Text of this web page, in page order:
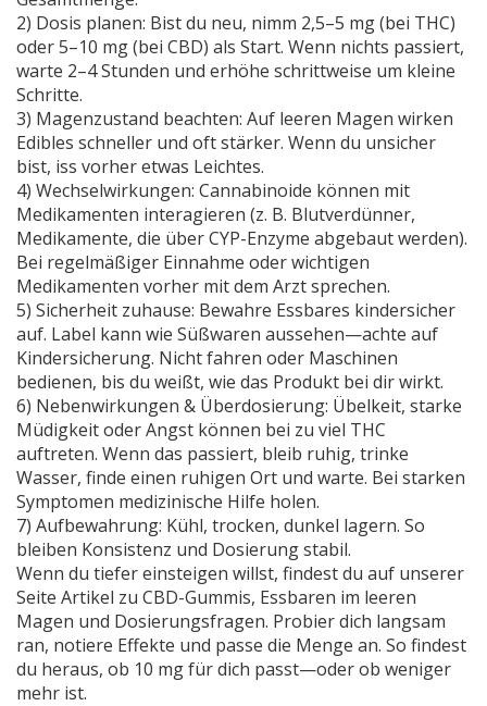
2) Dosis planen: Bist du neu, nimm 2,5–5 mg (bei THC)
oder 5–10 mg (bei CBD) als Start. Wenn nichts passiert,
warte 2–4 Stunden und erhöhe schrittweise um kleine
Schritte.
3) Magenzustand beachten: Auf leeren Magen wirken
Edibles schneller und oft stärker. Wenn du unsicher
bist, iss vorher etwas Leichtes.
4) Wechselwirkungen: Cannabinoide können mit
Medikamenten interagieren (z. B. Blutverdünner,
Medikamente, die über CYP-Enzyme abgebaut werden).
Bei regelmäßiger Einnahme oder wichtigen
Medikamenten vorher mit dem Arzt sprechen.
5) Sicherheit zuhause: Bewahre Essbares kindersicher
auf. Label kann wie Süßwaren aussehen—achte auf
Kindersicherung. Nicht fahren oder Maschinen
bedienen, bis du weißt, wie das Produkt bei dir wirkt.
6) Nebenwirkungen & Überdosierung: Übelkeit, starke
Müdigkeit oder Angst können bei zu viel THC
auftreten. Wenn das passiert, bleib ruhig, trinke
Wasser, finde einen ruhigen Ort und warte. Bei starken
Symptomen medizinische Hilfe holen.
7) Aufbewahrung: Kühl, trocken, dunkel lagern. So
bleiben Konsistenz und Dosierung stabil.
Wenn du tiefer einsteigen willst, findest du auf unserer
Seite Artikel zu CBD-Gummis, Essbaren im leeren
Magen und Dosierungsfragen. Probier dich langsam
ran, notiere Effekte und passe die Menge an. So findest
du heraus, ob 10 mg für dich passt—oder ob weniger
mehr ist.